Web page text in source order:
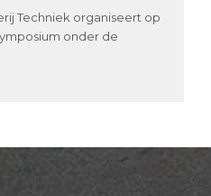
Techniek organiseert op
onder de